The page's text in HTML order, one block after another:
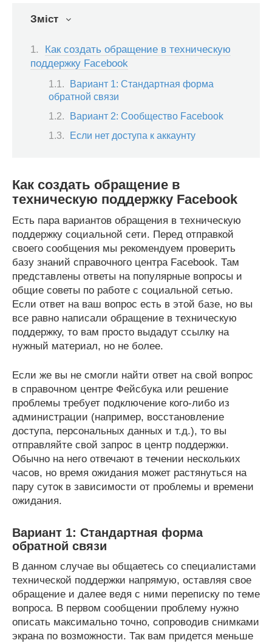
Зміст
Как создать обращение в техническую
поддержку Facebook
Вариант 1: Стандартная форма
обратной связи
Вариант 2: Сообщество Facebook
Если нет доступа к аккаунту
Как создать обращение в
техническую поддержку Facebook
Есть пара вариантов обращения в техническую
поддержку социальной сети. Перед отправкой
своего сообщения мы рекомендуем проверить
базу знаний справочного центра Facebook. Там
представлены ответы на популярные вопросы и
общие советы по работе с социальной сетью.
Если ответ на ваш вопрос есть в этой базе, но вы
все равно написали обращение в техническую
поддержку, то вам просто выдадут ссылку на
нужный материал, но не более.
Если же вы не смогли найти ответ на свой вопрос
в справочном центре Фейсбука или решение
проблемы требует подключение кого-либо из
администрации (например, восстановление
доступа, персональных данных и т.д.), то вы
отправляйте свой запрос в центр поддержки.
Обычно на него отвечают в течении нескольких
часов, но время ожидания может растянуться на
пару суток в зависимости от проблемы и времени
ожидания.
Вариант 1: Стандартная форма
обратной связи
В данном случае вы общаетесь со специалистами
технической поддержки напрямую, оставляя свое
обращение и далее ведя с ними переписку по теме
вопроса. В первом сообщении проблему нужно
описать максимально точно, сопроводив снимками
экрана по возможности. Так вам придется меньше